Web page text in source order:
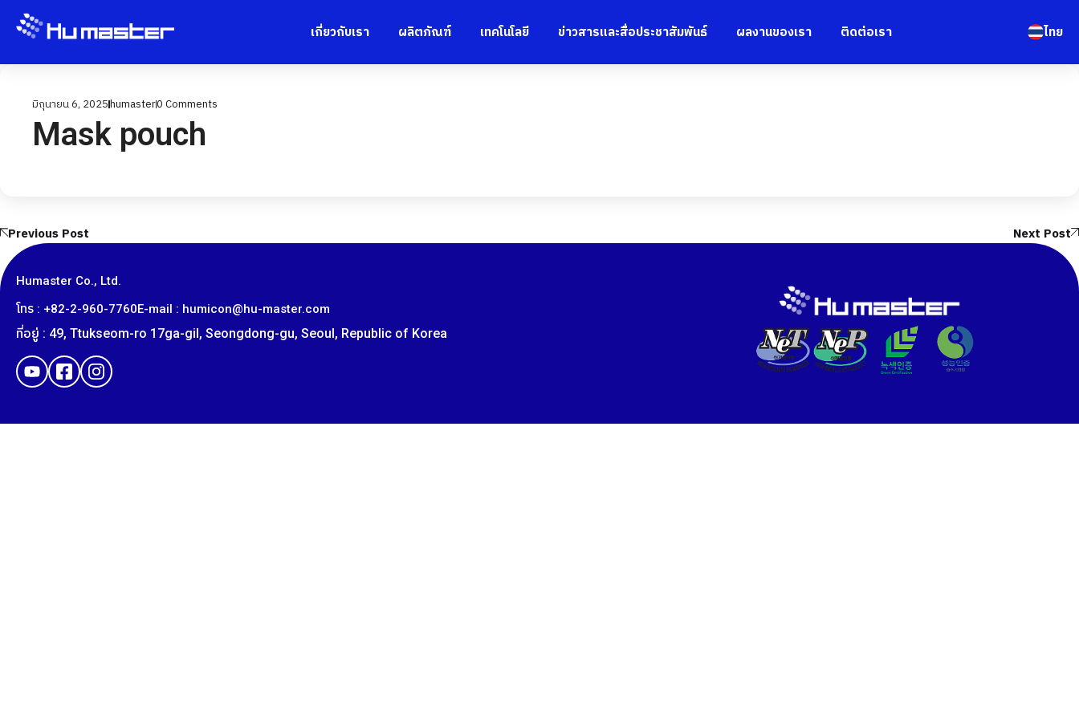
เกี่ยวกับเรา ผลิตภัณฑ์ เทคโนโลยี ข่าวสารและสื่อประชาสัมพันธ์ ผลงานของเรา ติดต่อเรา ไทย
มิถุนายน 6, 2025humaster0Comments
Mask pouch
Previous Post Next Post
Humaster Co., Ltd.
โทร : +82-2-960-7760E-mail : humicon@hu-master.com
ที่อยู่ : 49, Ttukseom-ro 17ga-gil, Seongdong-gu, Seoul, Republic of Korea